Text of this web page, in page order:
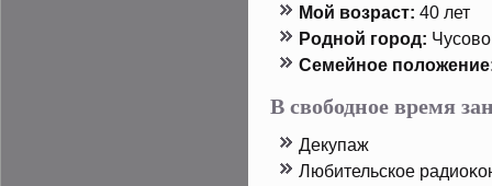
Мой возраст: 40 лет
Родной горοд:
Семейнοе
В свободное время
Декупаж
Любительскοе